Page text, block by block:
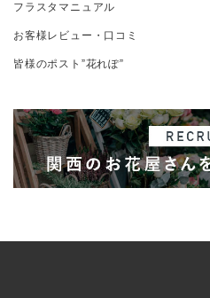
フラスタマニュアル
お客様レビュー・口コミ
皆様のポスト”花れぽ”